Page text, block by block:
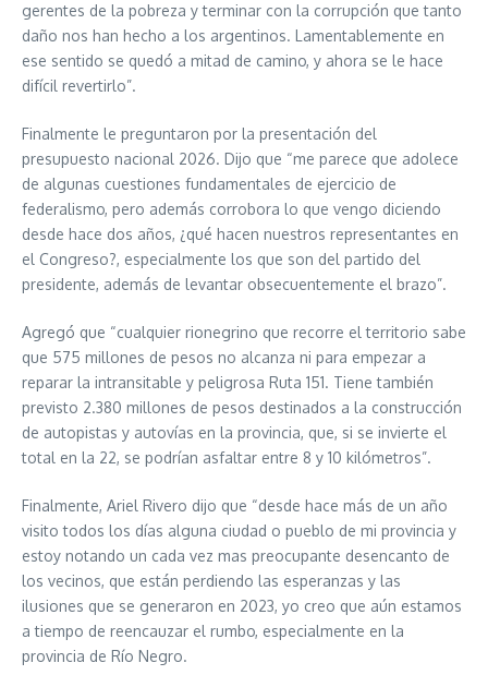
gerentes de la pobreza y terminar con la corrupción que tanto
daño nos han hecho a los argentinos. Lamentablemente en
ese sentido se quedó a mitad de camino, y ahora se le hace
difícil revertirlo”.
Finalmente le preguntaron por la presentación del
presupuesto nacional 2026. Dijo que “me parece que adolece
de algunas cuestiones fundamentales de ejercicio de
federalismo, pero además corrobora lo que vengo diciendo
desde hace dos años, ¿qué hacen nuestros representantes en
el Congreso?, especialmente los que son del partido del
presidente, además de levantar obsecuentemente el brazo”.
Agregó que “cualquier rionegrino que recorre el territorio sabe
que 575 millones de pesos no alcanza ni para empezar a
reparar la intransitable y peligrosa Ruta 151. Tiene también
previsto 2.380 millones de pesos destinados a la construcción
de autopistas y autovías en la provincia, que, si se invierte el
total en la 22, se podrían asfaltar entre 8 y 10 kilómetros”.
Finalmente, Ariel Rivero dijo que “desde hace más de un año
visito todos los días alguna ciudad o pueblo de mi provincia y
estoy notando un cada vez mas preocupante desencanto de
los vecinos, que están perdiendo las esperanzas y las
ilusiones que se generaron en 2023, yo creo que aún estamos
a tiempo de reencauzar el rumbo, especialmente en la
provincia de Río Negro.